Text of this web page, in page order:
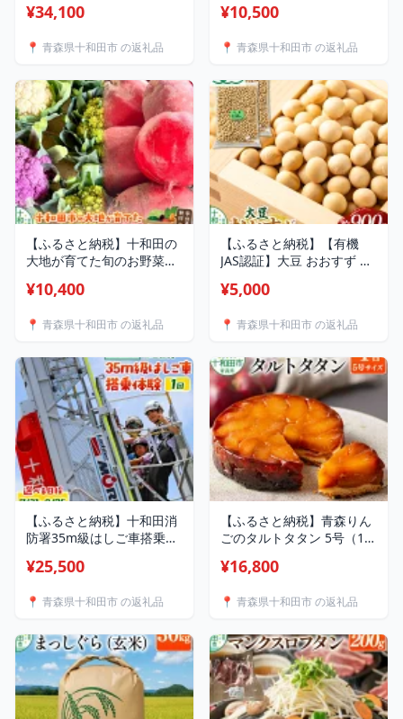
用 牛楽館 [和牛 レトルト
¥34,100
📍 青森県十和田市 の返礼品
発送月：8月／11月／2月／
奥入瀬のむヨーグルト]
¥10,500
📍 青森県十和田市 の返礼品
【ふるさと納税】十和田の
大地が育てた旬のお野菜お
れ野菜 [青森産 新鮮 野菜
¥10,400
📍 青森県十和田市 の返礼品
【ふるさと納税】【有機
JAS認証】大豆 おおすず 約
ケット 青森県十和田市産
¥5,000
📍 青森県十和田市 の返礼品
【ふるさと納税】十和田消
防署35m級はしご車搭乗体
31日（金）〜9月25日
レターパック＞ [高所 体験]
¥25,500
📍 青森県十和田市 の返礼品
【ふるさと納税】青森りん
ごのタルトタタン 5号（1ホ
あら、りんご。 [スイーツ
¥16,800
📍 青森県十和田市 の返礼品